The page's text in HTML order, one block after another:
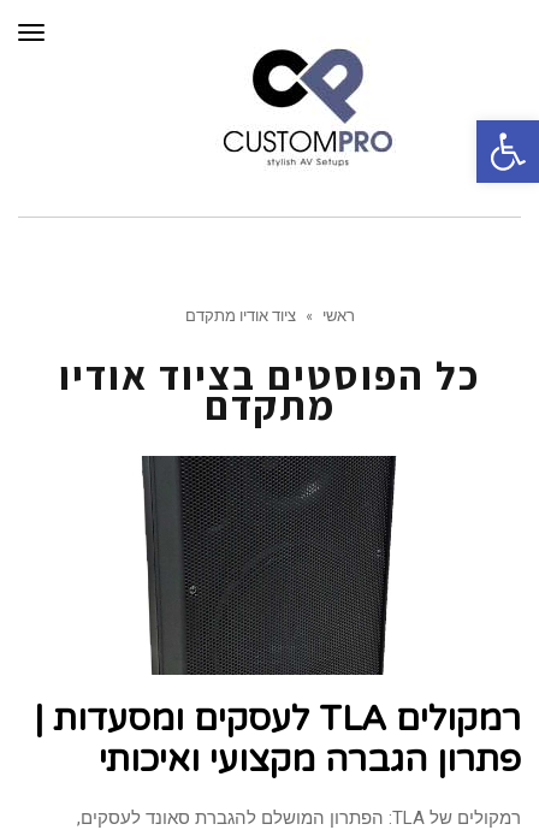
ראשי » ציוד אודיו מתקדם
כל הפוסטים בציוד אודיו
מתקדם
רמקולים TLA לעסקים ומסעדות |
פתרון הגברה מקצועי ואיכותי
רמקולים של TLA: הפתרון המושלם להגברת סאונד לעסקים,
פתח סרגל נגישות